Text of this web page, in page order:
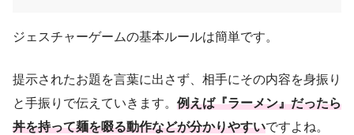
ジェスチャーゲームの基本ルールは簡単です。
提示されたお題を言葉に出さず、相手にその内容を身振り
と手振りで伝えていきます。 例えば『ラーメン』だったら
丼を持って麺を啜る動作などが分かりやすいですよね。